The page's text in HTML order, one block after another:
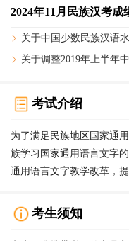
2024年11月民族汉考成
关于中国少数民族汉语
关于调整2019年上半年
考试介绍
为了满足民族地区国家通
族学习国家通用语言文字
通用语言文字教学改革，
考生须知